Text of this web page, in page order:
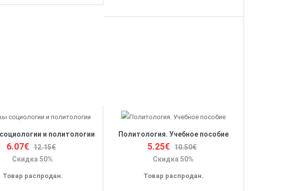
и политологии
6.07€ 12.15€
Скидка 50%
Товар распродан.
Политология. Учебное пособие
5.25€ 10.50€
Скидка 50%
Товар распродан.